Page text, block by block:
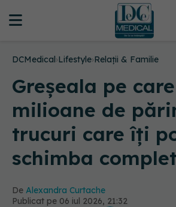
DCMedical›Lifestyle›Relații & Familie
Greșeala pe
milioane de
trucuri care îți
schimba
De Alexandra Curtache
Publicat pe 06 iul 2026, 21:32